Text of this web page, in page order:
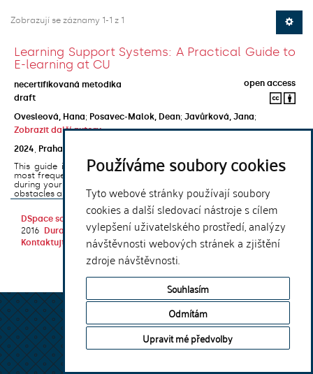
Používáme soubory cookies
Tyto webové stránky používají soubory
cookies a další sledovací nástroje s cílem
vylepšení uživatelského prostředí, analýzy
návštěvnosti webových stránek a zjištění
zdroje návštěvnosti.
Souhlasím
Odmítám
Upravit mé předvolby
Zobrazují se záznamy 1-1 z 1
Learning Support Systems: A Practical Guide to
E-learning at CU
necertifikovaná metodika
open access
draft
Ovesleová, Hana; Posavec-Malok, Dean; Javůrková, Jana;
Zobrazit další autory
2024
Praha
This guide introduces the e-learning support tools that are used
most frequently at Charles University and that you may encounter
during your studies. It will also help you to avoid the most common
obstacles associated ...
DSpace software
2016
DuraSpace
Kontaktujte nás |Vyjádření názoru
Theme by